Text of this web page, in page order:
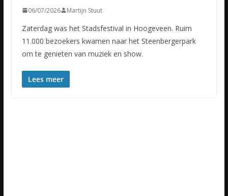
06/07/2026 Martijn Stuut
Zaterdag was het Stadsfestival in Hoogeveen. Ruim
11.000 bezoekers kwamen naar het Steenbergerpark
om te genieten van muziek en show.
Lees meer